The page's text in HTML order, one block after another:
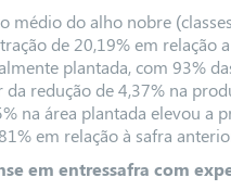
médio do alho nobre
de 20,19% em relação
plantada, com 93%
da redução de 4,37% na
na área plantada elevou a
em relação à safra
em entressafra com